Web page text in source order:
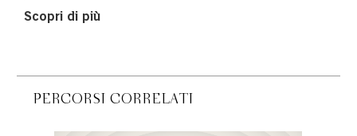
Scopri di più
PERCORSI CORRELATI